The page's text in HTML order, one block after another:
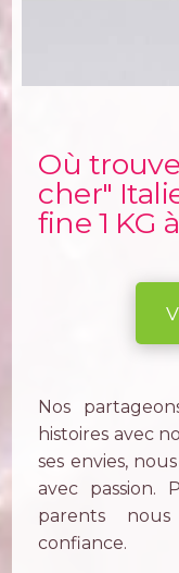
Où
cher"
fine 1 KG
Nos
histoires avec
ses envies,
avec passion.
parents
confiance.